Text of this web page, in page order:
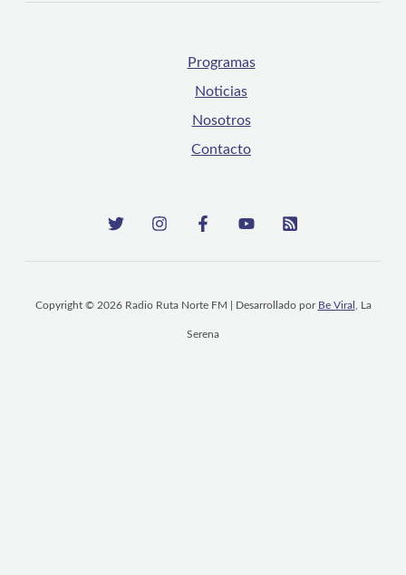
Programas
Noticias
Nosotros
Contacto
Copyright © 2026 Radio Ruta Norte FM | Desarrollado por Be Viral , La
Serena